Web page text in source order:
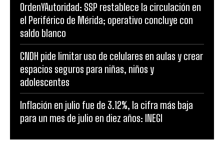
OrdenYAutoridad: SSP restablece la circulación en
el Periférico de Mérida; operativo concluye con
saldo blanco
CNDH pide limitar uso de celulares en aulas y crear
espacios seguros para niñas, niños y
adolescentes
Inflación en julio fue de 3.12%, la cifra más baja
para un mes de julio en diez años: INEGI